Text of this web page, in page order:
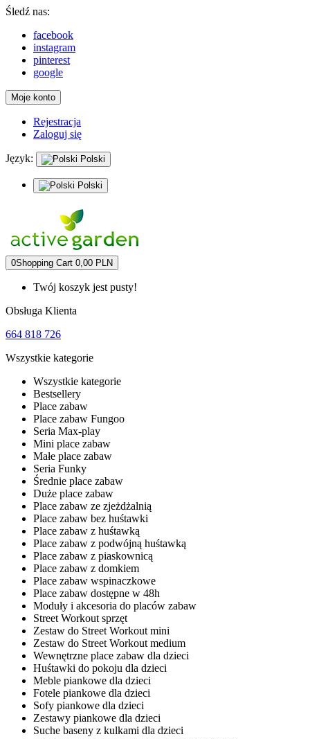
Śledź nas:
facebook
instagram
pinterest
google
Moje konto
Rejestracja
Zaloguj się
Język: Polski
Polski
0Shopping Cart 0,00 PLN
Twój koszyk jest pusty!
Obsługa Klienta
664 818 726
Wszystkie kategorie
Wszystkie kategorie
Bestsellery
Place zabaw
Place zabaw Fungoo
Seria Max-play
Mini place zabaw
Małe place zabaw
Seria Funky
Średnie place zabaw
Duże place zabaw
Place zabaw ze zjeżdżalnią
Place zabaw bez huśtawki
Place zabaw z huśtawką
Place zabaw z podwójną huśtawką
Place zabaw z piaskownicą
Place zabaw z domkiem
Place zabaw wspinaczkowe
Place zabaw dostępne w 48h
Moduły i akcesoria do placów zabaw
Street Workout sprzęt
Zestaw do Street Workout mini
Zestaw do Street Workout medium
Wewnętrzne place zabaw dla dzieci
Huśtawki do pokoju dla dzieci
Meble piankowe dla dzieci
Fotele piankowe dla dzieci
Sofy piankowe dla dzieci
Zestawy piankowe dla dzieci
Suche baseny z kulkami dla dzieci